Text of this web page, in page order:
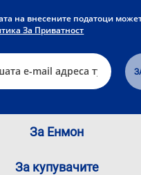
на внесените податоци
За Приватност
За Енмон
За купувачите